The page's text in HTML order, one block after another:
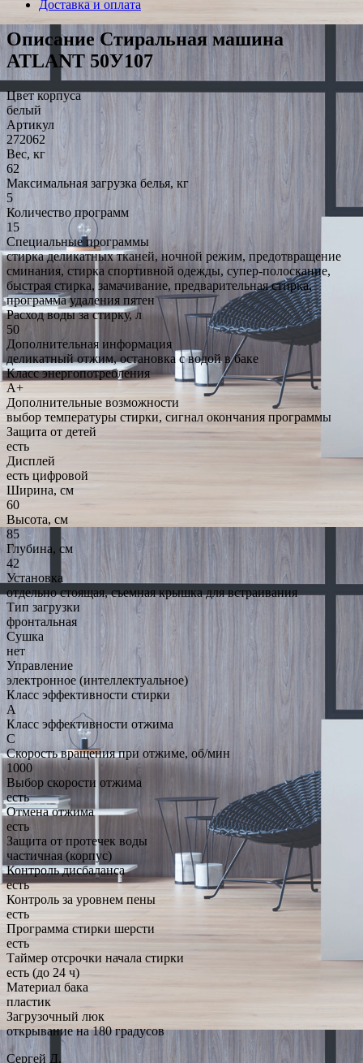
Доставка и оплата
Описание Стиральная машина
ATLANT 50У107
Цвет корпуса
белый
Артикул
272062
Вес, кг
62
Максимальная загрузка белья, кг
5
Количество программ
15
Специальные программы
стирка деликатных тканей, ночной режим, предотвращение
сминания, стирка спортивной одежды, супер-полоскание,
быстрая стирка, замачивание, предварительная стирка,
программа удаления пятен
Расход воды за стирку, л
50
Дополнительная информация
деликатный отжим, остановка с водой в баке
Класс энергопотребления
A+
Дополнительные возможности
выбор температуры стирки, сигнал окончания программы
Защита от детей
есть
Дисплей
есть цифровой
Ширина, см
60
Высота, см
85
Глубина, см
42
Установка
отдельно стоящая, съемная крышка для встраивания
Тип загрузки
фронтальная
Сушка
нет
Управление
электронное (интеллектуальное)
Класс эффективности стирки
A
Класс эффективности отжима
C
Скорость вращения при отжиме, об/мин
1000
Выбор скорости отжима
есть
Отмена отжима
есть
Защита от протечек воды
частичная (корпус)
Контроль дисбаланса
есть
Контроль за уровнем пены
есть
Программа стирки шерсти
есть
Таймер отсрочки начала стирки
есть (до 24 ч)
Материал бака
пластик
Загрузочный люк
открывание на 180 градусов
Сергей Д.